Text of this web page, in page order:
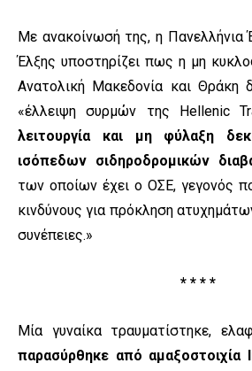
Με ανακοίνωσή της, η
Έλξης υποστηρίζει πως η μη
Ανατολική Μακεδονία και Θράκη
«έλλειψη συρμών της Hellenic
λειτουργία και μη φύλαξη
ισόπεδων σιδηροδρομικών
των οποίων έχει ο ΟΣΕ, γεγονός
κινδύνους για πρόκληση
συνέπειες.»
* * * *
Μία γυναίκα τραυματίστηκε,
παρασύρθηκε από